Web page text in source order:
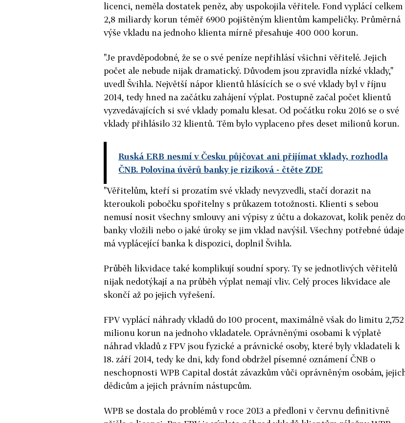
licenci, neměla dostatek peněz, aby uspokojila věřitele. Fond vyplácí celkem
2,8 miliardy korun téměř 6900 pojištěným klientům kampeličky. Průměrná
výše vkladu na jednoho klienta mírně přesahuje 400 000 korun.
"Je pravděpodobné, že se o své peníze nepřihlásí všichni věřitelé. Jejich
počet ale nebude nijak dramatický. Důvodem jsou zpravidla nízké vklady,"
uvedl Švihla. Největší nápor klientů hlásících se o své vklady byl v říjnu
2014, tedy hned na začátku zahájení výplat. Postupně začal počet klientů
vyzvedávajících si své vklady pomalu klesat. Od počátku roku 2016 se o své
vklady přihlásilo 32 klientů. Těm bylo vyplaceno přes deset milionů korun.
Ruská ERB nesmí v Česku půjčovat ani přijímat vklady, rozhodla
ČNB. Polovina úvěrů banky je riziková - čtěte ZDE
"Věřitelům, kteří si prozatím své vklady nevyzvedli, stačí dorazit na
kteroukoli pobočku spořitelny s průkazem totožnosti. Klienti s sebou
nemusí nosit všechny smlouvy ani výpisy z účtu a dokazovat, kolik peněz do
banky vložili nebo o jaké úroky se jim vklad navýšil. Všechny potřebné údaje
má vyplácející banka k dispozici, doplnil Švihla.
Průběh likvidace také komplikují soudní spory. Ty se jednotlivých věřitelů
nijak nedotýkají a na průběh výplat nemají vliv. Celý proces likvidace ale
skončí až po jejich vyřešení.
FPV vyplácí náhrady vkladů do 100 procent, maximálně však do limitu 2,752
milionu korun na jednoho vkladatele. Oprávněnými osobami k výplatě
náhrad vkladů z FPV jsou fyzické a právnické osoby, které byly vkladateli k
18. září 2014, tedy ke dni, kdy fond obdržel písemné oznámení ČNB o
neschopnosti WPB Capital dostát závazkům vůči oprávněným osobám,
dědicům a jejich právním nástupcům.
WPB se dostala do problémů v roce 2013 a předloni v červnu definitivně